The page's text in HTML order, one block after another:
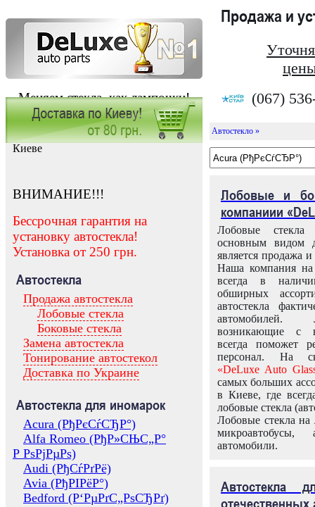
Меняем стекла, как лампочки!
Продажа и
(067)
Заказать установку автостекла в
Киеве
ВНИМАНИЕ!!!
Бессрочная гарантия на
установку автостекла!
Установка от 250 грн.
Автостекла
Продажа автостекла
Лобовые стекла
Боковые стекла
Замена автостекла
Тонирование автостекол
Доставка по Украине
Автостекла для иномарок
Acura (РђРєСѓСЂР°)
Alfa Romeo (РђР»СЊС„Р°
Р РѕРјРµРѕ)
Audi (РђСѓРґРё)
Avia (РђРІРёР°)
Bedford (Р‘РµРґС„РѕСЂРґ)
Автостекло »
Лобовые и
компаниии
Лобовые
основным видом
является продажа и
Наша компания на
всегда в
обширных
автостекла
возникающие с
всегда поможет
персонал. На
«DeLuxe Auto
самых больших
в Киеве, где
лобовые стекла
Лобовые стекла на
микроавтобусы,
автомобили.
Автостекла
отечественных